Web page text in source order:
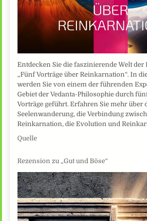
Entdecken Sie die faszinierende Welt
„Fünf Vorträge über Reinkarnation“. In
werden Sie von einem der führenden
Gebiet der Vedanta-Philosophie durch
Vorträge geführt. Erfahren Sie mehr über
Seelenwanderung, die Verbindung
Reinkarnation, die Evolution und
Quelle
Rezension zu „Gut und Böse“